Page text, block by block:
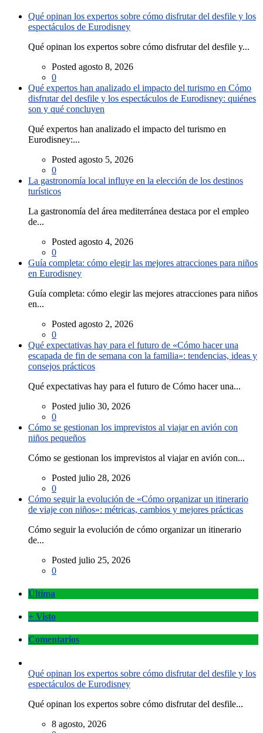
Qué opinan los expertos sobre cómo disfrutar del desfile y los
espectáculos de Eurodisney
Qué opinan los expertos sobre cómo disfrutar del desfile y...
Posted agosto 8, 2026
0
Qué expertos han analizado el impacto del turismo en Cómo
disfrutar del desfile y los espectáculos de Eurodisney: quiénes
son y qué concluyen
Qué expertos han analizado el impacto del turismo en
Eurodisney:...
Posted agosto 5, 2026
0
La gastronomía local influye en la elección de los destinos
turísticos
La gastronomía del área mediterránea destaca por el empleo
de...
Posted agosto 4, 2026
0
Guía completa: cómo elegir las mejores atracciones para niños
en Eurodisney
Guía completa: cómo elegir las mejores atracciones para niños
en...
Posted agosto 2, 2026
0
Qué expectativas hay para el futuro de «Cómo hacer una
escapada de fin de semana con la familia»: tendencias, ideas y
consejos prácticos
Qué expectativas hay para el futuro de Cómo hacer una...
Posted julio 30, 2026
0
Cómo se gestionan los imprevistos al viajar en avión con
niños pequeños
Cómo se gestionan los imprevistos al viajar en avión con...
Posted julio 28, 2026
0
Cómo seguir la evolución de «Cómo organizar un itinerario
de viaje con niños»: métricas, cambios y mejores prácticas
Cómo seguir la evolución de cómo organizar un itinerario
de...
Posted julio 25, 2026
0
Última
+ Visto
Comentarios
Qué opinan los expertos sobre cómo disfrutar del desfile y los
espectáculos de Eurodisney
Qué opinan los expertos sobre cómo disfrutar del desfile...
8 agosto, 2026